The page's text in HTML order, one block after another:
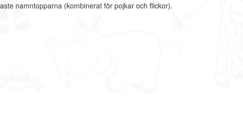
namntopparna (kombinerat för pojkar och flickor).